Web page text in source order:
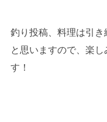
釣り投稿、料理は引
と思いますので、楽
す！